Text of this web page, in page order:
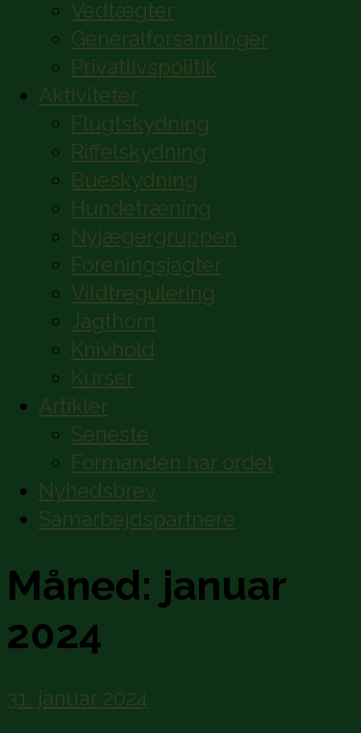
Vedtægter
Generalforsamlinger
Privatlivspolitik
Aktiviteter
Flugtskydning
Riffelskydning
Bueskydning
Hundetræning
Nyjægergruppen
Foreningsjagter
Vildtregulering
Jagthorn
Knivhold
Kurser
Artikler
Seneste
Formanden har ordet
Nyhedsbrev
Samarbejdspartnere
Måned: januar
2024
31. januar 2024